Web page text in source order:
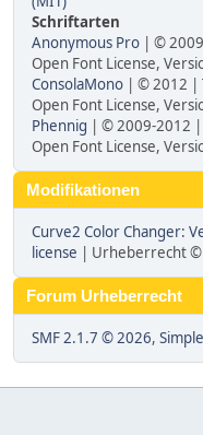
Schriftarten
Anonymous Pro | ©
Open Font License,
ConsolaMono | © 2012 |
Open Font License,
Phennig | © 2009-2012 |
Open Font License,
Modifikationen
Curve2 Color Changer:
license | Urheberrecht ©
Forum Urheberrecht
SMF 2.1.7 © 2026,